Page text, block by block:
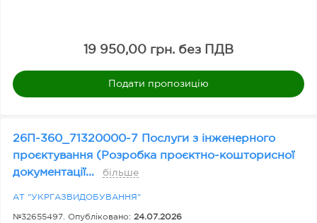
19 950,00 грн. без ПДВ
Подати пропозицію
26П-360_71320000-7 Послуги з інженерного
проєктування (Розробка проєктно-кошторисної
документації...
більше
АТ "УКРГАЗВИДОБУВАННЯ"
№32655497. Опубліковано: 24.07.2026